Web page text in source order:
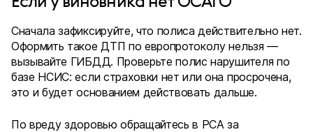
Сначала зафиксируйте, что полиса действительно нет.
Оформить такое ДТП по европротоколу нельзя —
вызывайте ГИБДД. Проверьте полис нарушителя по
базе НСИС: если страховки нет или она просрочена,
это и будет основанием действовать дальше.
По вреду здоровью обращайтесь в РСА за